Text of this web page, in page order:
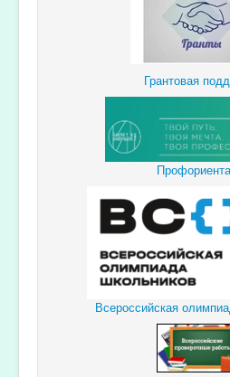
Грантовая
Всероссийская